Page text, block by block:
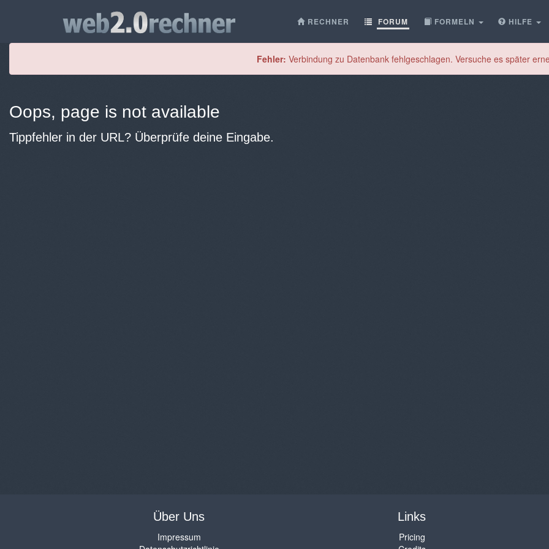
RECHNER FORUM FORMELN HILFE
Fehler: Verbindung zu Datenbank fehlgeschlagen. Versuche es später
Oops, page is not available
Tippfehler in der URL? Überprüfe deine Eingabe.
Über Uns
Impressum
Links
Pricing